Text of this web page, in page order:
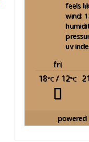
feels
wind:
uv
fri
18°C / 12°C 21
powered